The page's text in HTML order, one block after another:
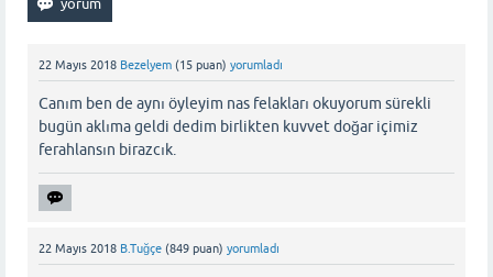
22 Mayıs 2018 Bezelyem (15 puan) yorumladı
Canım ben de aynı öyleyim nas felakları okuyorum sürekli
bugün aklıma geldi dedim birlikten kuvvet doğar içimiz
ferahlansın birazcık.
22 Mayıs 2018 B.Tuğçe (849 puan) yorumladı